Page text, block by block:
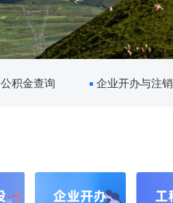
公积金查询 企业开办与注销